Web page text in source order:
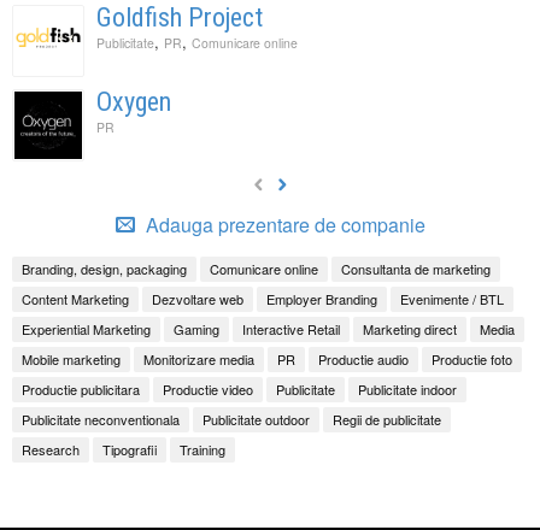
Goldfish Project
Publicitate, PR, Comunicare online
Oxygen
PR
Adauga prezentare de companie
Branding, design, packaging Comunicare online
Consultanta de marketing
Content Marketing
Dezvoltare web Employer Branding
Evenimente / BTL
Experiential Marketing
Gaming Interactive Retail Marketing direct
Media
Mobile marketing
Monitorizare media PR Productie audio
Productie foto
Productie publicitara
Productie video Publicitate
Publicitate indoor
Publicitate neconventionala
Publicitate outdoor
Regii de publicitate
Research
Tipografii Training